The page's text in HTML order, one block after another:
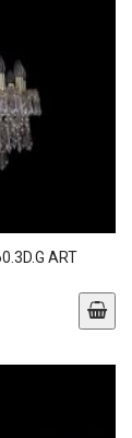
ART